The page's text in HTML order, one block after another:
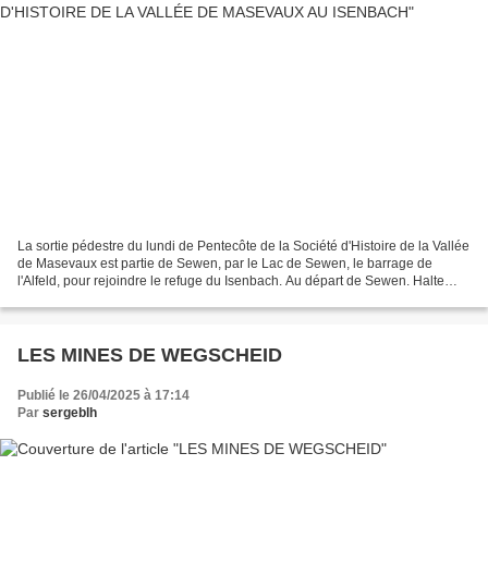
La sortie pédestre du lundi de Pentecôte de la Société d'Histoire de la Vallée
de Masevaux est partie de Sewen, par le Lac de Sewen, le barrage de
l'Alfeld, pour rejoindre le refuge du Isenbach. Au départ de Sewen. Halte
LES MINES DE WEGSCHEID
Publié le 26/04/2025 à 17:14
Par sergeblh